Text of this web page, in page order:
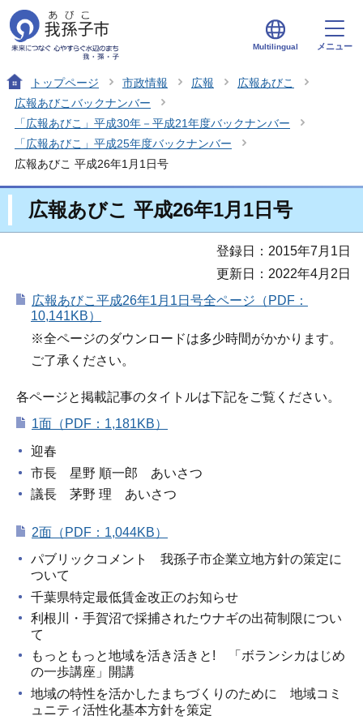
Multilingual メニュー
トップページ 市政情報 広報
広報あびこ
広報あびこバックナンバー
「広報あびこ」平成30年－平成21年度バックナンバー
「広報あびこ」平成25年度バックナンバー
広報あびこ 平成26年1月1日号
広報あびこ 平成26年1月1日号
登録日：2015年7月1日
更新日：2022年4月2日
広報あびこ平成26年1月1日号全ページ（PDF：
10,141KB）
※全ページのダウンロードは多少時間がかかります。
ご了承ください。
各ページと掲載記事のタイトルは下記をご覧ください。
1面（PDF：1,181KB）
迎春
市長 星野 順一郎 あいさつ
議長 茅野 理 あいさつ
2面（PDF：1,044KB）
パブリックコメント 我孫子市企業立地方針の策定に
ついて
千葉県特定最低賃金改正のお知らせ
利根川・手賀沼で採捕されたウナギの出荷制限につい
て
もっともっと地域を活き活きと! 「ボランシカはじめ
の一歩講座」開講
地域の特性を活かしたまちづくりのために 地域コミ
ュニティ活性化基本方針を策定